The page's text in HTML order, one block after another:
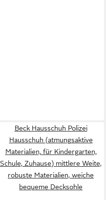
Beck Hausschuh Polizei
Hausschuh (atmungsaktive
Materialien, für Kindergarten,
Schule, Zuhause) mittlere Weite,
robuste Materialien, weiche
bequeme Decksohle